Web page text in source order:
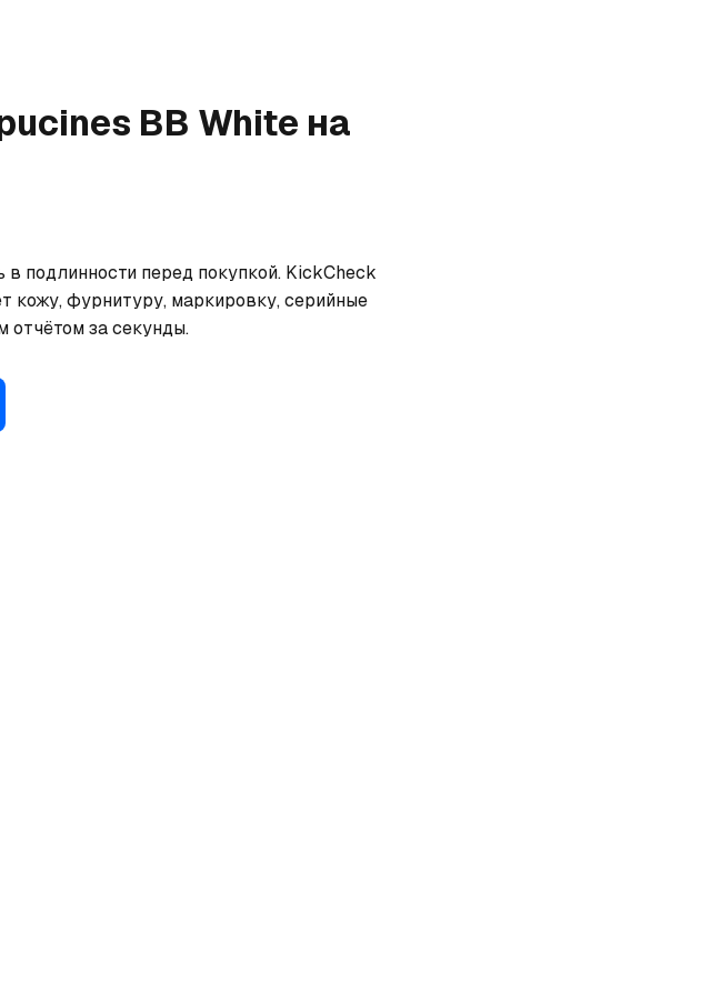
BB White на
в подлинности перед покупкой. KickCheck
кожу, фурнитуру, маркировку, серийные
отчётом за секунды.